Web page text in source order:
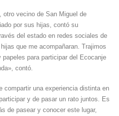
, otro vecino de San Miguel de
por sus hijas, contó su
del estado en redes sociales de
que me acompañaran. Trajimos
para participar del Ecocanje
contó.
compartir una experiencia distinta en
y de pasar un rato juntos. Es
de pasear y conocer este lugar,